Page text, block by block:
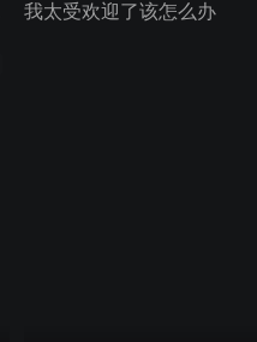
我太受欢迎了该怎么办